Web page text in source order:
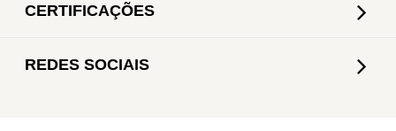
CERTIFICAÇÕES
REDES SOCIAIS